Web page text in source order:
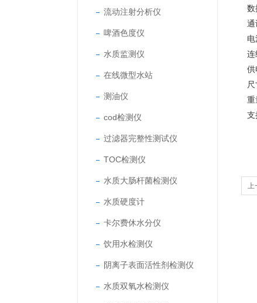
流动注射分析仪
啤酒色度仪
水质监测仪
在线微型水站
测油仪
cod检测仪
过滤器完整性测试仪
TOC检测仪
水质大肠杆菌检测仪
水质硬度计
卡尔费休水分仪
饮用水检测仪
阴离子表面活性剂检测仪
水质双氧水检测仪
数
通
连
供
重
支
上